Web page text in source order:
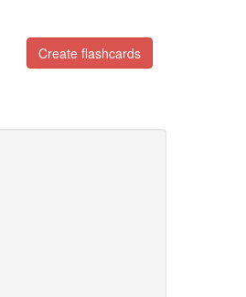
Create flashcards